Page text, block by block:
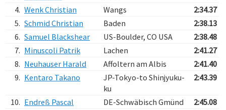
4. Wenk Christian Wangs
2:34.37
5. Schmid Christian Baden
2:38.13
6. Samuel Blackshear US-Boulder, CO USA
2:38.48
7. Minuscoli Patrik Lachen
2:41.27
8. Neuhauser Harald Affoltern am Albis
2:41.40
9. Kentaro Takano
JP-Tokyo-to Shinjyuku-
ku
2:43.39
10. Endreß Pascal DE-Schwäbisch Gmünd
2:45.08